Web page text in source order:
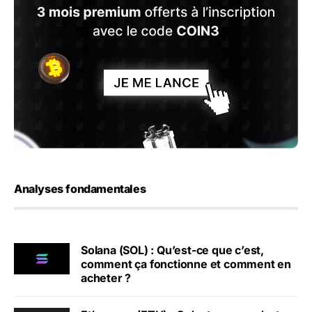
Analyses fondamentales
Solana (SOL) : Qu’est-ce que c’est,
comment ça fonctionne et comment en
acheter ?